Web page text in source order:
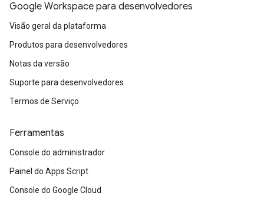
Google Workspace para desenvolvedores
Visão geral da plataforma
Produtos para desenvolvedores
Notas da versão
Suporte para desenvolvedores
Termos de Serviço
Ferramentas
Console do administrador
Painel do Apps Script
Console do Google Cloud